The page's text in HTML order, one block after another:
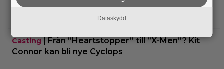
Casting|Jim Carrey klar för ny långfilm –
baserad på älskad animerad serie
Casting|Från ”Heartstopper” till ”X-Men”? Kit
Connor kan bli nye Cyclops
Dataskydd